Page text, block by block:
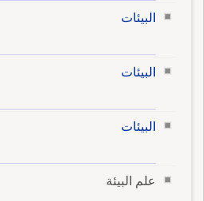
البيئات
البيئات
البيئات
علم البيئة